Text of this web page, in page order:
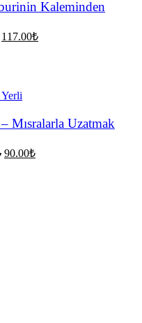
Kaleminden
Orijinal
117.00₺Şu
Mısralarla Uzatmak
Orijinal
90.00₺Şu